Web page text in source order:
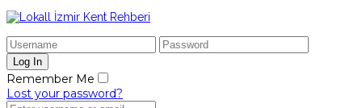
Remember Me
Lost your password?